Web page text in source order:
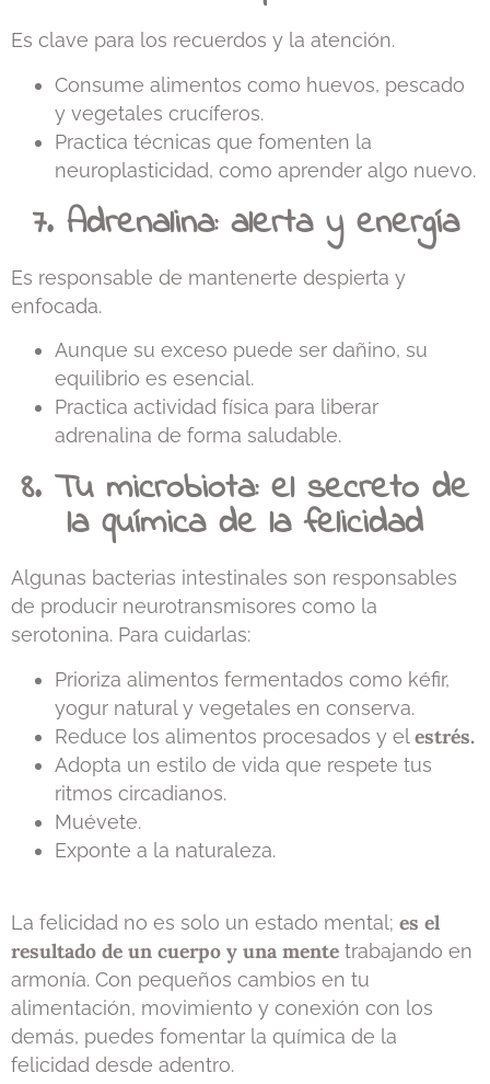
Es clave para los recuerdos y la atención.
Consume alimentos como huevos, pescado
y vegetales crucíferos.
Practica técnicas que fomenten la
neuroplasticidad, como aprender algo nuevo.
7. Adrenalina: alerta y energía
Es responsable de mantenerte despierta y
enfocada.
Aunque su exceso puede ser dañino, su
equilibrio es esencial.
Practica actividad física para liberar
adrenalina de forma saludable.
8. Tu microbiota: el secreto de
la química de la felicidad
Algunas bacterias intestinales son responsables
de producir neurotransmisores como la
serotonina. Para cuidarlas:
Prioriza alimentos fermentados como kéfir,
yogur natural y vegetales en conserva.
Reduce los alimentos procesados y el estrés.
Adopta un estilo de vida que respete tus
ritmos circadianos.
Muévete.
Exponte a la naturaleza.
La felicidad no es solo un estado mental; es el
resultado de un cuerpo y una mente trabajando en
armonía. Con pequeños cambios en tu
alimentación, movimiento y conexión con los
demás, puedes fomentar la química de la
felicidad desde adentro.